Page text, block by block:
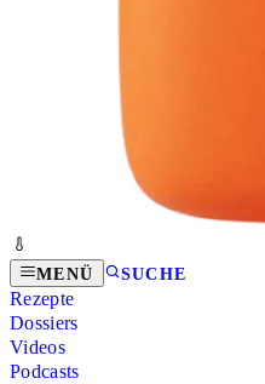
MENÜ SUCHE
Rezepte
Dossiers
Videos
Podcasts